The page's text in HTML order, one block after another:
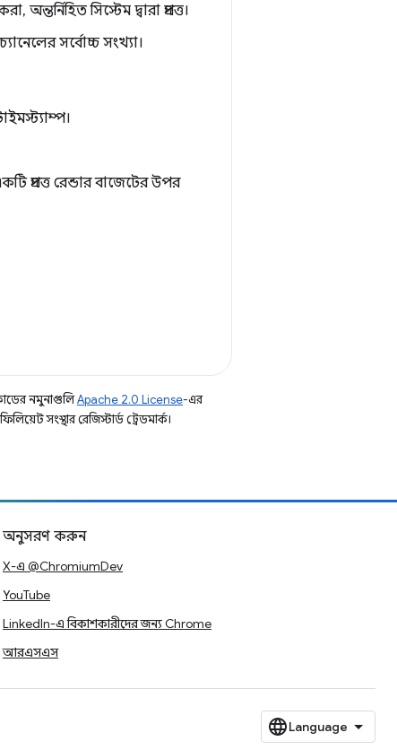
করা, অন্তর্নিহিত সিস্টেম দ্বারা প্রদত্ত।
সর্বোচ্চ সংখ্যা।
প্রদত্ত রেন্ডার বাজেটের উপর
নমুনাগুলিApache 2.0 License-এর
সংস্থার রেজিস্টার্ড ট্রেডমার্ক।
অনুসরণ করুন
X-এ @ChromiumDev
YouTube
LinkedIn-এ বিকাশকারীদের জন্য Chrome
আরএসএস